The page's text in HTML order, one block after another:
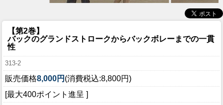
【第2巻】
バックのグランドストロークからバックボレーまでの一貫
性
313-2
販売価格8,000円 (消費税込:8,800円)
[最大400ポイント進呈 ]